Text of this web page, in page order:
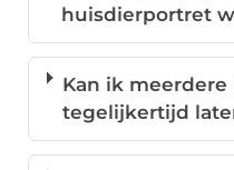
huisdierportret
Kan ik
tegelijkertijd